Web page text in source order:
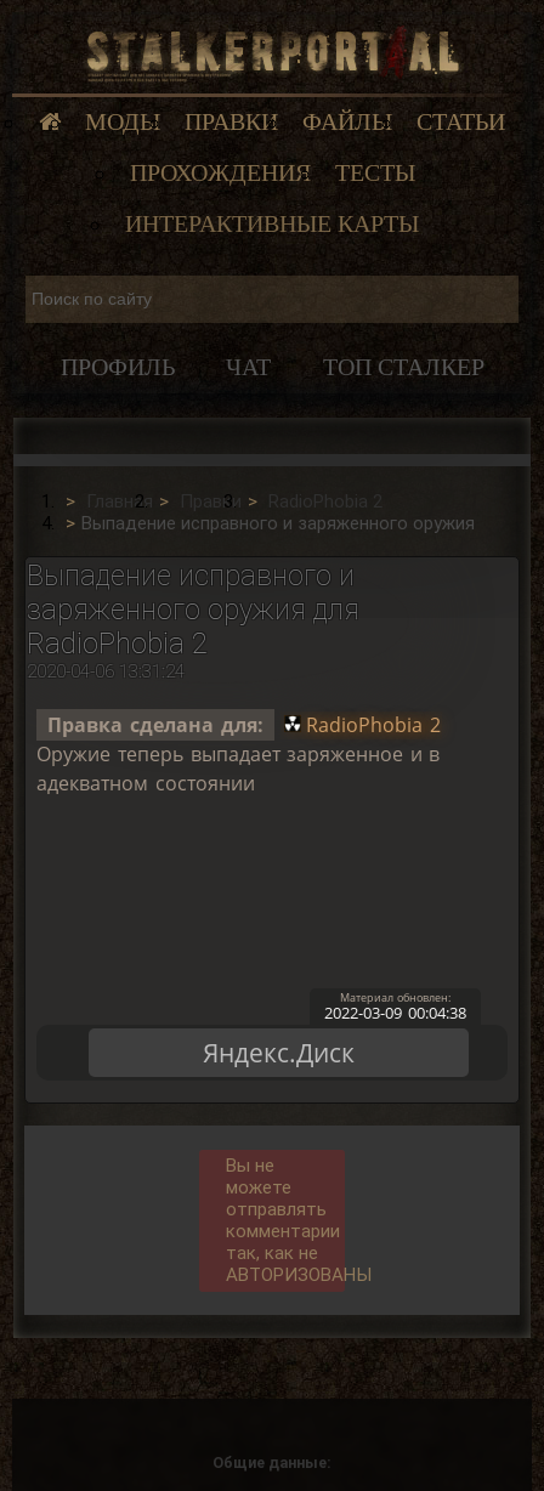
МОДЫ ПРАВКИ ФАЙЛЫ
СТАТЬИ
ПРОХОЖДЕНИЯ
ТЕСТЫ
ИНТЕРАКТИВНЫЕ КАРТЫ
ПРОФИЛЬ ЧАТ ТОП СТАЛКЕР
Главная Правки
RadioPhobia 2
Выпадение исправного и заряженного оружия
Выпадение исправного и
заряженного оружия для
RadioPhobia 2
2020-04-06 13:31:24
Правка сделана для:
RadioPhobia 2
Оружие теперь выпадает заряженное и в
адекватном состоянии
Яндекс.Диск
2022-03-09 00:04:38
Вы не
можете
отправлять
комментарии
так, как не
АВТОРИЗОВАНЫ
Общие данные: